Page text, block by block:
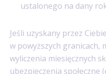
ustalonego na dany
Jeśli uzyskany przez
w powyższych granicach,
wyliczenia miesięcznych
ubezpieczenia społeczne